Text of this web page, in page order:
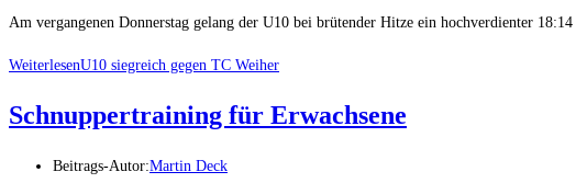
Am vergangenen Donnerstag gelang der U10 bei brütender Hitze ein hochverdienter
WeiterlesenU10 siegreich gegen TC Weiher
Schnuppertraining für Erwachsene
Beitrags-Autor:Martin Deck